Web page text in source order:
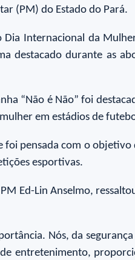
(PM) do Estado do Pará.
Internacional da
destacado durante as
“Não é Não” foi
em estádios de
pensada com o
esportivas.
Ed-Lin Anselmo,
Nós, da
entretenimento,